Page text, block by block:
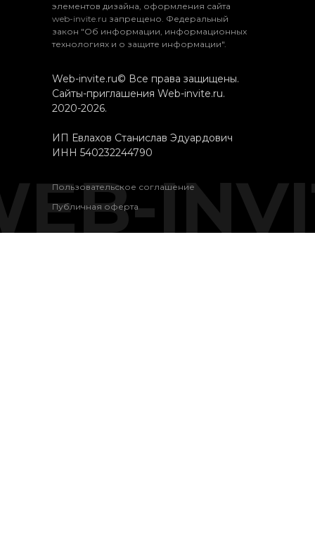
элементов дизайна, оформления сайта
web-invite.ru запрещено. Федеральный
закон "Об информации, информационных
технологиях и о защите информации".
Web-invite.ru© Все права защищены.
Сайты-приглашения Web-invite.ru.
2020-2026.
ИП Евлахов Станислав Эдуардович
ИНН 540232244790
Публичная оферта
Пользовательское соглашение